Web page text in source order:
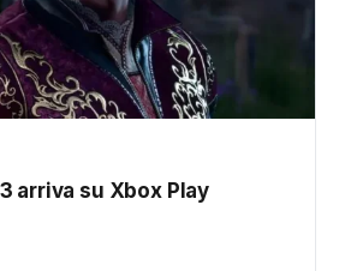
arriva su Xbox Play